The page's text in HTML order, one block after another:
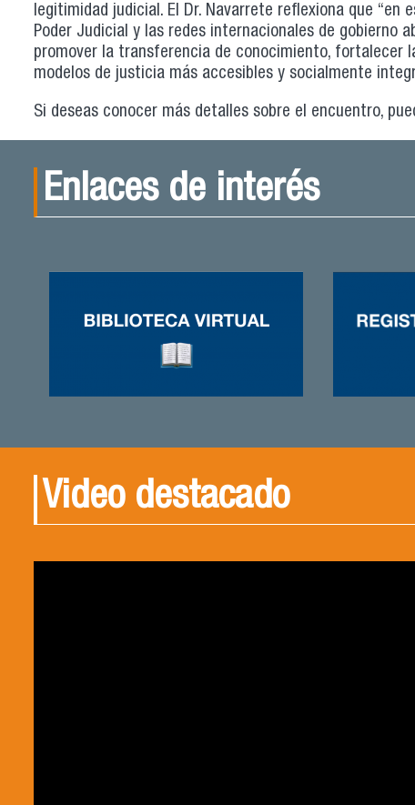
legitimidad judicial. El Dr. Navarrete reflexiona que “en
Poder Judicial y las redes internacionales de gobierno
promover la transferencia de conocimiento, fortalecer
modelos de justicia más accesibles y socialmente
Si deseas conocer más detalles sobre el encuentro,
Enlaces de interés
Video destacado